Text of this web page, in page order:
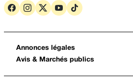
Annonces légales
Avis & Marchés publics